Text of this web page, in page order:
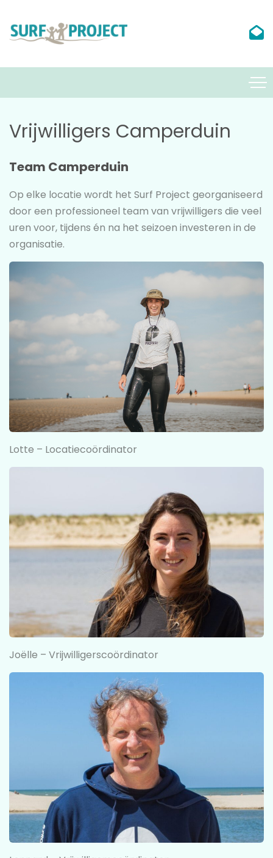
Vrijwilligers Camperduin
Team Camperduin
Op elke locatie wordt het Surf Project georganiseerd
door een professioneel team van vrijwilligers die veel
uren voor, tijdens én na het seizoen investeren in de
organisatie.
Lotte – Locatiecoördinator
Joëlle – Vrijwilligerscoördinator